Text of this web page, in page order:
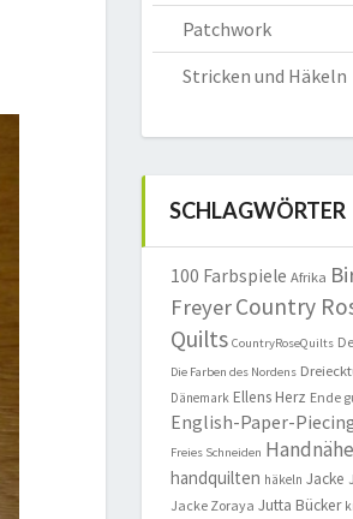
Patchwork
Stricken und Häkeln
SCHLAGWÖRTER
100 Farbspiele Afrika
FreyerCountry
Quilts CountryRoseQuilts
Die Farben des Nordens
Dänemark Ellens Herz Ende
English-Paper-
Freies Schneiden
handquilten häkeln Jacke
Jacke Zoraya Jutta Bücker